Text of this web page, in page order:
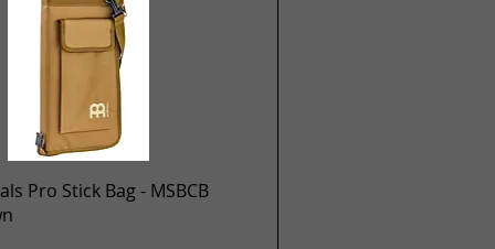
Schnellansicht
Pro Stick Bag - MSBCB